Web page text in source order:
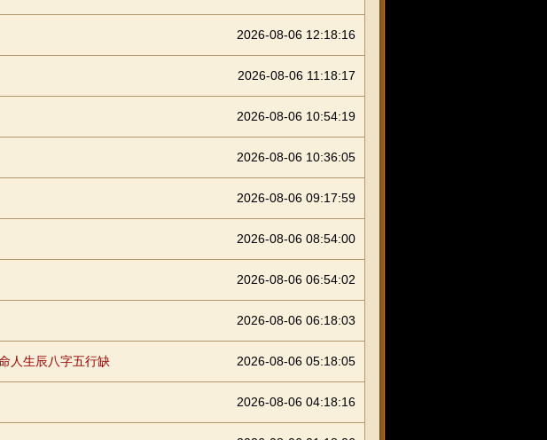
2026-08-06 12:18:16
2026-08-06 11:18:17
2026-08-06 10:54:19
2026-08-06 10:36:05
2026-08-06 09:17:59
2026-08-06 08:54:00
2026-08-06 06:54:02
2026-08-06 06:18:03
人生辰八字五行缺 2026-08-06 05:18:05
2026-08-06 04:18:16